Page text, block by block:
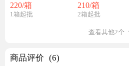
220/箱
1箱起批
210/箱
2箱起批
查看其他2个
商品评价 (6)